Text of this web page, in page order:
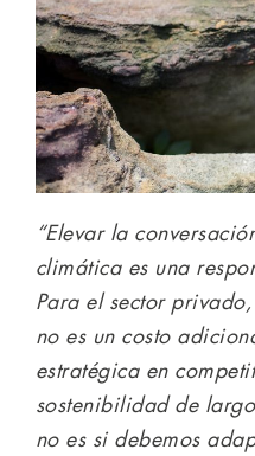
“Elevar la
climática es una
Para el sector
no es un costo
estratégica en
sostenibilidad de
no es si debemos